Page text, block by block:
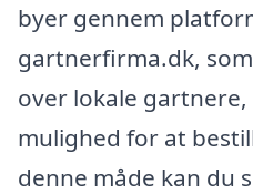
byer gennem
gartnerfirma.dk,
over lokale
mulighed for at
denne måde kan du